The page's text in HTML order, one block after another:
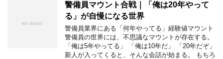
警備員マウント合戦｜「俺は20年やって
る」が自慢になる世界
警備員業界にある「何年やってる」経験値マウント
警備員の世界には、不思議なマウントが存在する。
「俺は5年やってる」 「俺は10年だ」 「20年だぞ」
新人が入ってくると、そんな会話が始まる。 もちろ